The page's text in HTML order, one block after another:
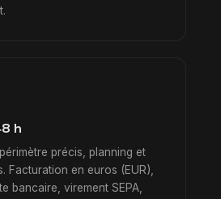
h
précis, planning et
Facturation en euros (EUR),
bancaire, virement SEPA,